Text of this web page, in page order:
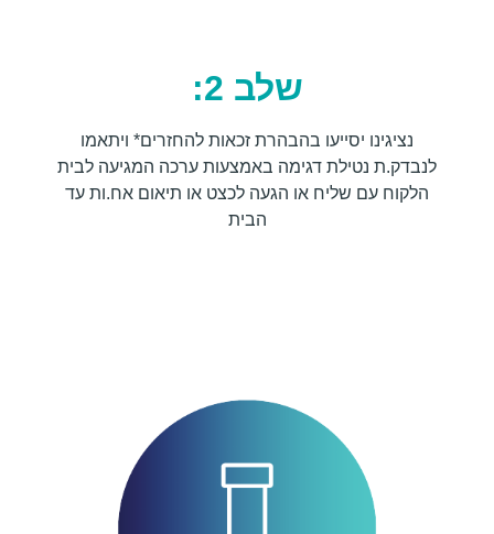
שלב 2:
נציגינו יסייעו בהבהרת זכאות להחזרים* ויתאמו
לנבדק.ת נטילת דגימה באמצעות ערכה המגיעה לבית
הלקוח עם שליח או הגעה לכצט או תיאום אח.ות עד
הבית